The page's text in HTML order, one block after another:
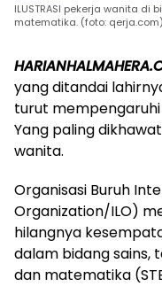
ILUSTRASI pekerja wanita di
matematika. (foto: qerja.com)
yang ditandai
turut
Yang paling
wanita.
Organisasi Buruh
Organization/ILO)
hilangnya
dalam bidang sains,
dan matematika